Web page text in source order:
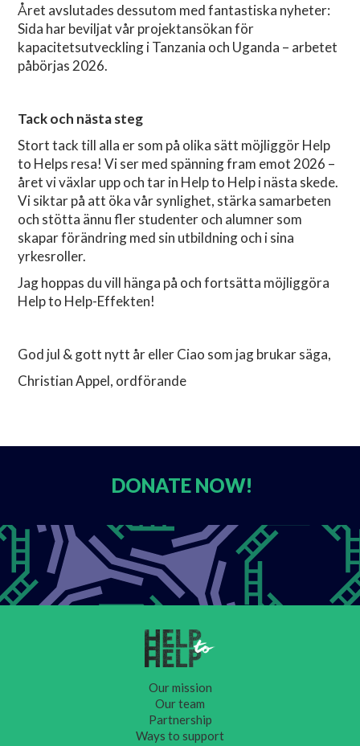
Året avslutades dessutom med fantastiska nyheter:
Sida har beviljat vår projektansökan för
kapacitetsutveckling i Tanzania och Uganda – arbetet
påbörjas 2026.
Tack och nästa steg
Stort tack till alla er som på olika sätt möjliggör Help
to Helps resa! Vi ser med spänning fram emot 2026 –
året vi växlar upp och tar in Help to Help i nästa skede.
Vi siktar på att öka vår synlighet, stärka samarbeten
och stötta ännu fler studenter och alumner som
skapar förändring med sin utbildning och i sina
yrkesroller.
Jag hoppas du vill hänga på och fortsätta möjliggöra
Help to Help-Effekten!
God jul & gott nytt år eller Ciao som jag brukar säga,
Christian Appel, ordförande
DONATE NOW!
Our mission
Our team
Partnership
Ways to support